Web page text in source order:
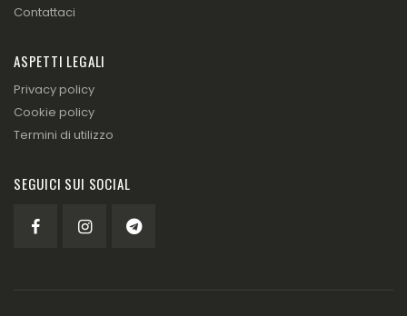
Contattaci
ASPETTI LEGALI
Privacy policy
Cookie policy
Termini di utilizzo
SEGUICI SUI SOCIAL